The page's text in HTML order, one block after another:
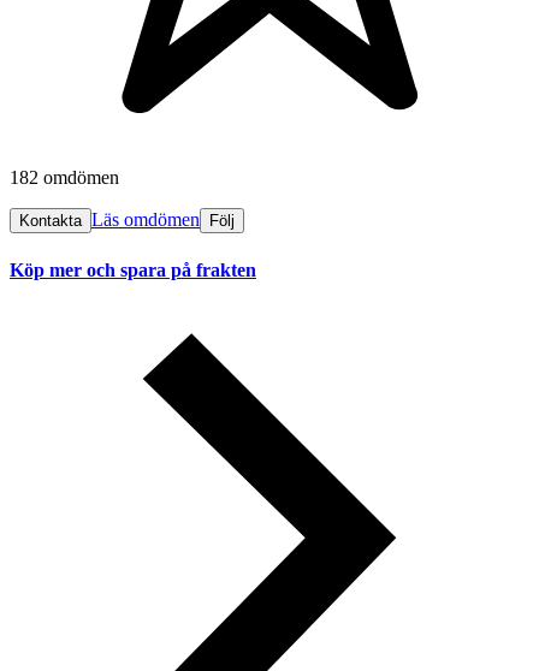
182 omdömen
Kontakta Läs omdömen Följ
Köp mer och spara på frakten